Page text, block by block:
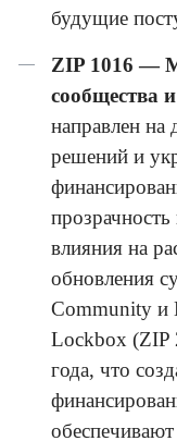
будущие
ZIP 1016 —
сообщества
направлен на
решений и
влияния на
обновления
Community и
Lockbox (ZIP
года, что